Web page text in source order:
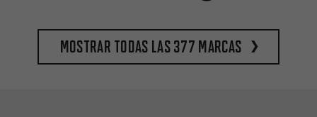
Mostrar todas las 377 marcas